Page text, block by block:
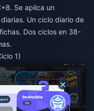
Se aplica un
Un ciclo diario de
Dos ciclos en 38-
1)